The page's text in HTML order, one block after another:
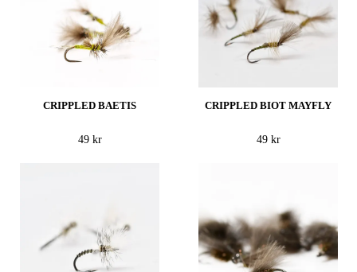
CRIPPLED BAETIS
49 kr
CRIPPLED BIOT MAYFLY
49 kr